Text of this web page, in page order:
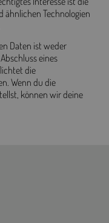
ähnlichen Technologien
Daten ist weder
eines
die
Wenn du die
können wir deine